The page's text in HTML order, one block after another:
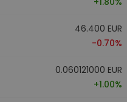
46.400 EUR
-0.70%
0.060121000 EUR
+1.00%